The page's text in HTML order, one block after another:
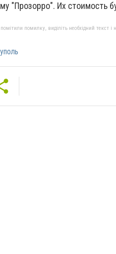
"Прозорро". Их стоимость
помилку, виділіть необхідний текст